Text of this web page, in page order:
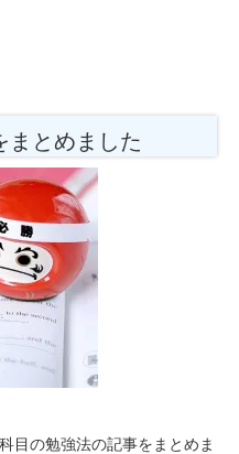
まとめました
目の勉強法の記事をまとめま